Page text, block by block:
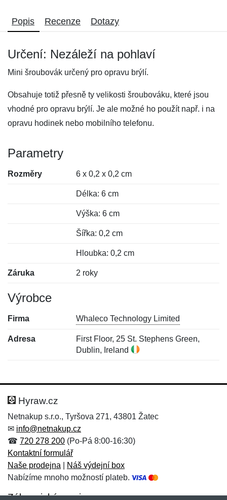
Popis Recenze Dotazy
Určení: Nezáleží na pohlaví
Mini šroubovák určený pro opravu brýlí.
Obsahuje totiž přesně ty velikosti šroubováku, které jsou
vhodné pro opravu brýlí. Je ale možné ho použít např. i na
opravu hodinek nebo mobilního telefonu.
Parametry
Rozměry 6 x 0,2 x 0,2 cm
Délka: 6 cm
Výška: 6 cm
Šířka: 0,2 cm
Hloubka: 0,2 cm
Záruka 2 roky
Výrobce
Firma Whaleco Technology Limited
Adresa
First Floor, 25 St. Stephens Green,
Dublin, Ireland
Hodnocení:
Jméno: *
Jméno:
E-mail:*
Hyraw.cz
Netnakup s.r.o., Tyršova 271, 43801 Žatec
✉ info@netnakup.cz
☎ 720 278 200 (Po-Pá 8:00-16:30)
Kontaktní formulář
Naše prodejna
Náš výdejní box
Nabízíme mnoho možností plateb.
Zákaznický servis